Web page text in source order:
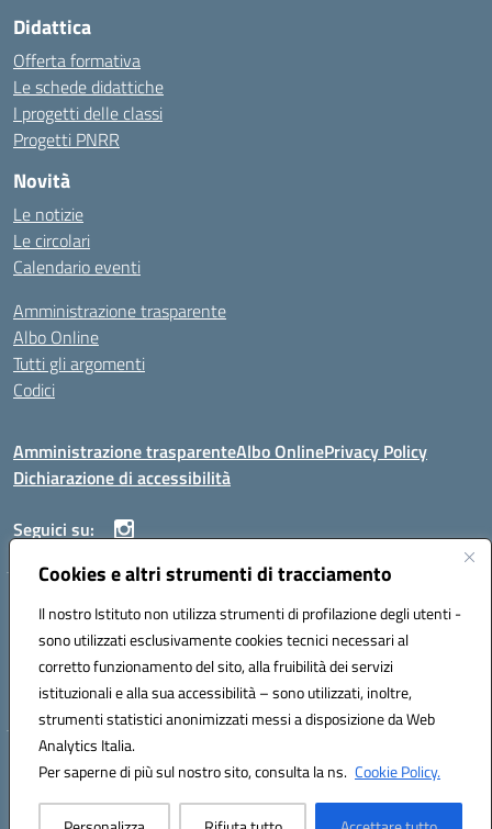
Cookies e altri strumenti di tracciamento
Il nostro Istituto non utilizza strumenti di profilazione degli utenti -
sono utilizzati esclusivamente cookies tecnici necessari al
corretto funzionamento del sito, alla fruibilità dei servizi
istituzionali e alla sua accessibilità – sono utilizzati, inoltre,
strumenti statistici anonimizzati messi a disposizione da Web
Analytics Italia.
Per saperne di più sul nostro sito, consulta la ns. Cookie Policy.
Didattica
Offerta formativa
Le schede didattiche
I progetti delle classi
Progetti PNRR
Novità
Le notizie
Le circolari
Calendario eventi
Amministrazione trasparente
Albo Online
Tutti gli argomenti
Codici
Amministrazione trasparenteAlbo OnlinePrivacy Policy
Dichiarazione di accessibilità
Seguici su:
ISTITUTO ISTRUZIONE SUPERIORE ANGELO ROTH
Codice fiscale: 80004310902 Codice meccanografico: SSIS019006
Telefono: 079951627
Mail: SSIS019006@istruzione.it PEC: SSIS019006@pec.istruzione.it
Hosting & Powered by 3D Solution S.r.l.
Concept & Design by Designers Italia